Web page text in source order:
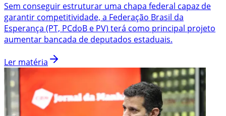
Sem conseguir estruturar uma chapa federal capaz de
garantir competitividade, a Federação Brasil da
Esperança (PT, PCdoB e PV) terá como principal projeto
aumentar bancada de deputados estaduais.
Ler matéria